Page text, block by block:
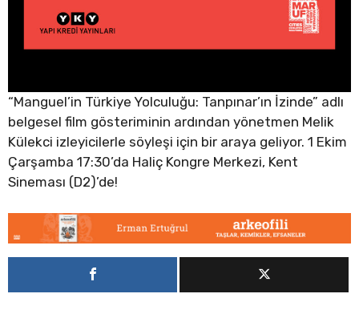
“Manguel’in Türkiye Yolculuğu: Tanpınar’ın İzinde” adlı
belgesel film gösteriminin ardından yönetmen Melik
Külekci izleyicilerle söyleşi için bir araya geliyor. 1 Ekim
Çarşamba 17:30’da Haliç Kongre Merkezi, Kent
Sineması (D2)’de!